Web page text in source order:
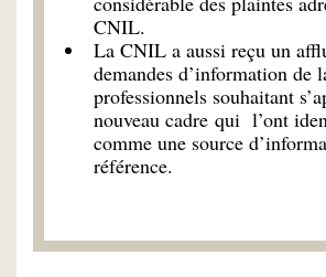
CNIL.
La CNIL a aussi reçu un
demandes d’information de
professionnels souhaitant
nouveau cadre qui l’ont
comme une source
référence.